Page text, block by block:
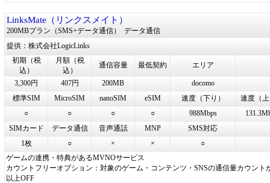
LinksMate（リンクスメイト）
200MBプラン（SMS+データ通信） データ通信
提供：株式会社LogicLinks
初期（税
込）
月額（税
込）
通信容量 最低契約 エリア
3,300円 407円 200MB
docomo
標準SIM
MicroSIM nanoSIM eSIM 速度（下り）
速度（
○
○ ○ ○ 988Mbps
SIMカード
データ通信 音声通話 MNP
SMS対応
1枚
○ × ×
○
ゲームの連携・特典があるMVNOサービス
カウントフリーオプション：対象のゲーム・コンテンツ・SNSの通信量カウント
以上OFF